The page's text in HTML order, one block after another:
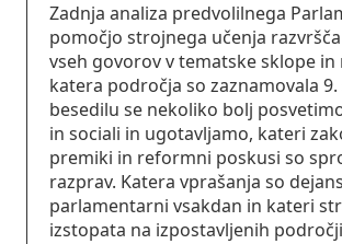
Zadnja analiza predvolilnega
pomočjo strojnega učenja
vseh govorov v tematske sklope in
katera področja so zaznamovala 9.
besedilu se nekoliko bolj
in sociali in ugotavljamo, kateri
premiki in reformni poskusi so
razprav. Katera vprašanja so
parlamentarni vsakdan in kateri
izstopata na izpostavljenih